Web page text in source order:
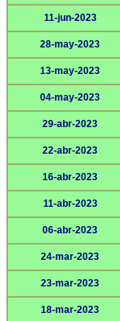
11-jun-2023
28-may-2023
13-may-2023
04-may-2023
29-abr-2023
22-abr-2023
16-abr-2023
11-abr-2023
06-abr-2023
24-mar-2023
23-mar-2023
18-mar-2023